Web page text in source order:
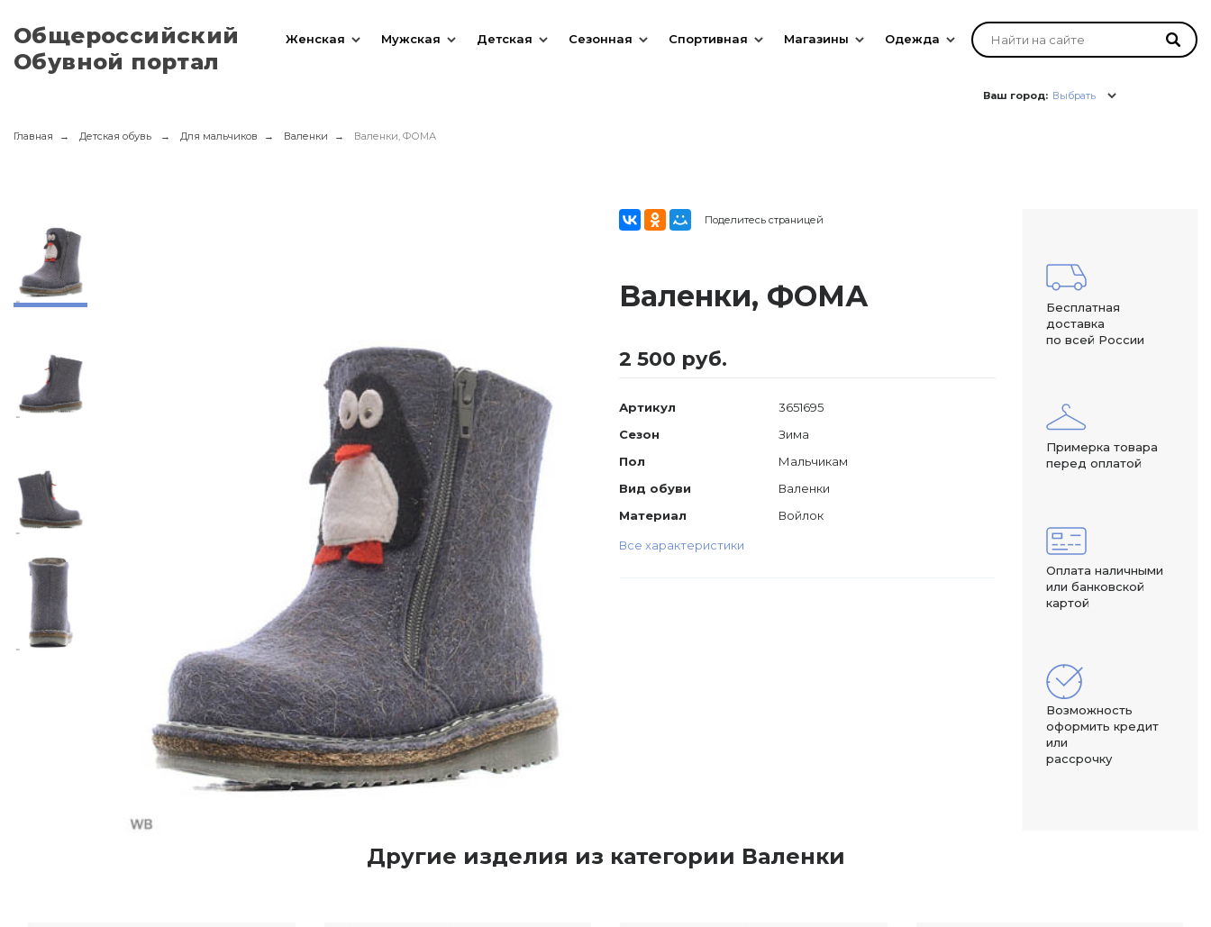
Общероссийский
Обувной портал
Женская Мужская Детская Сезонная Спортивная Магазины Одежда
Ваш город: Выбрать
Главная Детская обувь Для мальчиков Валенки Валенки, ФОМА
Поделитесь страницей
Валенки, ФОМА
2 500 руб.
Артикул
3651695
Сезон
Зима
Пол
Мальчикам
Вид обуви
Валенки
Материал
Войлок
Все характеристики
Бесплатная
доставка
по всей России
Примерка товара
перед оплатой
Оплата наличными
или банковской
картой
Возможность
оформить кредит
или
рассрочку
Другие изделия из категории Валенки